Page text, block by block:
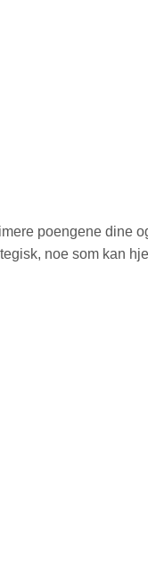
poengene dine
noe som kan